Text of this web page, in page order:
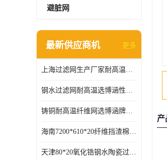
避脏网
最新供应商机 更多
上海过滤网生产厂家耐高温可定制供应及时
钢水过滤网耐高温选博涵性能稳定价格合适
铸铜耐高温纤维网选博涵牌质量稳定
海南7200*610*20纤维挡渣棉耐高温
天津80*20氧化锆钢水陶瓷过滤器过滤效果明显
产